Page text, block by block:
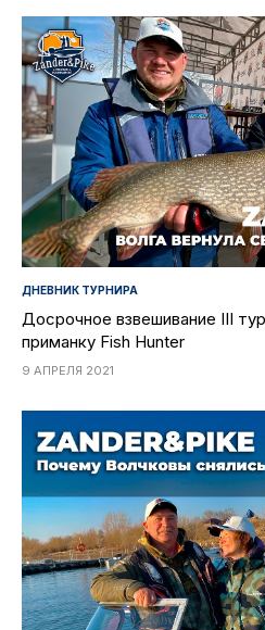
ДНЕВНИК ТУРНИРА
Досрочное взвешивание III
приманку Fish Hunter
9 АПРЕЛЯ 2021